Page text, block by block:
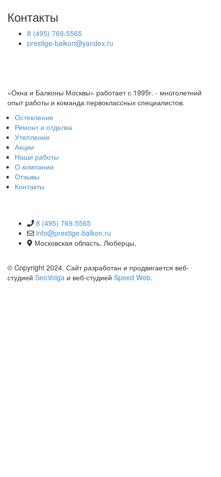
Контакты
8 (495) 769-5565
prestige-balkon@yandex.ru
«Окна и Балконы Москвы» работает с 1995г. - многолетний
опыт работы и команда первоклассных специалистов.
Остекление
Ремонт и отделка
Утепление
Акции
Наши работы
О компании
Отзывы
Контакты
8 (495) 769-5565
info@prestige-balkon.ru
Московская область, Люберцы,
© Copyright 2024. Сайт разработан и продвигается веб-
студией SeoVolga и веб-студией Speed Web.